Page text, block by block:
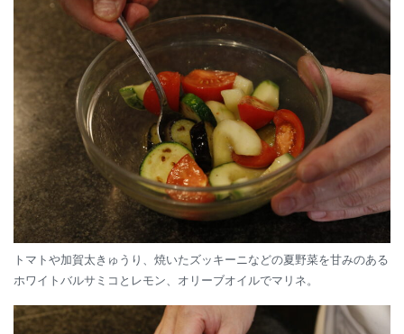
トマトや加賀太きゅうり、焼いたズッキーニなどの夏野菜を甘みのある
ホワイトバルサミコとレモン、オリーブオイルでマリネ。